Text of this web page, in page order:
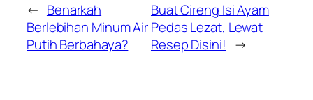
← Benarkah
Berlebihan Minum Air
Putih Berbahaya?
Buat Cireng Isi Ayam
Pedas Lezat, Lewat
Resep Disini! →